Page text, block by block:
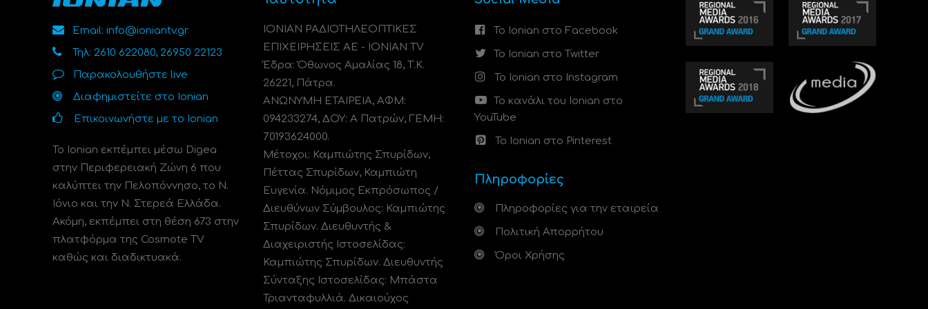
Email: info@ioniantv.gr
Τηλ: 2610 622080, 26950 22123
Παρακολουθήστε live
Διαφημιστείτε στο Ionian
Επικοινωνήστε με το Ionian
Το Ionian εκπέμπει μέσω Digea
στην Περιφερειακή Ζώνη 6 που
καλύπτει την Πελοπόννησο, το N.
Ιόνιο και την Ν. Στερεά Ελλάδα.
Ακόμη, εκπέμπει στη θέση 673 στην
πλατφόρμα της Cosmote TV
καθώς και διαδικτυακά.
ΙΟΝΙΑΝ ΡΑΔΙΟΤΗΛΕΟΠΤΙΚΕΣ
ΕΠΙΧΕΙΡΗΣΕΙΣ ΑΕ - IONIAN TV
Έδρα: Όθωνος Αμαλίας 18, Τ.Κ.
26221, Πάτρα.
ΑΝΩΝΥΜΗ ΕΤΑΙΡΕΙΑ, ΑΦΜ:
094233274, ΔΟΥ: A Πατρών, ΓΕΜΗ:
70193624000.
Μέτοχοι: Καμπιώτης Σπυρίδων,
Πέττας Σπυρίδων, Καμπιώτη
Ευγενία. Νόμιμος Εκπρόσωπος /
Διευθύνων Σύμβουλος: Καμπιώτης
Σπυρίδων. Διευθυντής &
Διαχειριστής Ιστοσελίδας:
Καμπιώτης Σπυρίδων. Διευθυντής
Σύνταξης Ιστοσελίδας: Μπάστα
Τριανταφυλλιά. Δικαιούχος
Το Ionian στο Facebook
Το Ionian στο Twitter
Το Ionian στο Instagram
Το κανάλι του Ionian στο
YouTube
Το Ionian στο Pinterest
Πληροφορίες
Πληροφορίες για την εταιρεία
Πολιτική Απορρήτου
Όροι Χρήσης